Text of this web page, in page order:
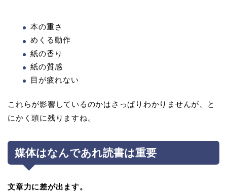
本の重さ
めくる動作
紙の香り
紙の質感
目が疲れない
これらが影響しているのかはさっぱりわかりませんが、と
にかく頭に残りますね。
媒体はなんであれ読書は重要
文章力に差が出ます。